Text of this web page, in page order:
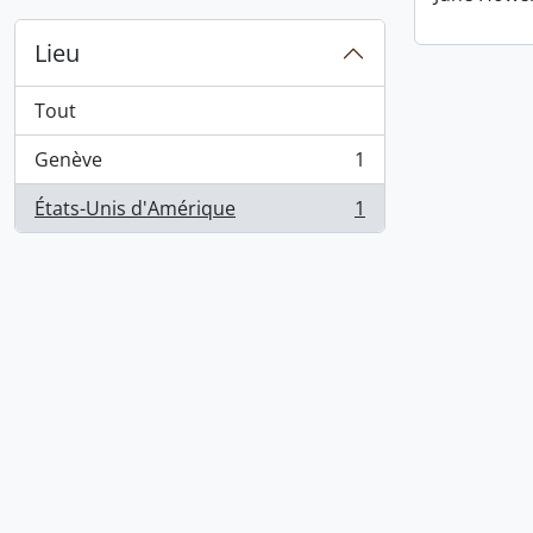
Lieu
Tout
Genève
, 1 résultats
1
États-Unis d'Amérique
, 1 résultats 1